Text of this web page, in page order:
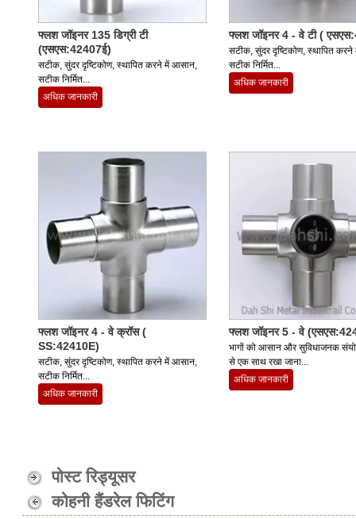
फ्लश जॉइनर 135 डिग्री टी
(एसएस:42407ई)
सटीक, सुंदर दृष्टिकोण, स्थापित करने में आसान,
सटीक निर्मित...
अधिक जानकारी
फ्लश जॉइनर 4 - वे टी (
सटीक, सुंदर दृष्टिकोण, स्थापित
सटीक निर्मित...
अधिक जानकारी
फ्लश जॉइनर 4 - वे क्रॉस (
SS:42410E)
सटीक, सुंदर दृष्टिकोण, स्थापित करने में आसान,
सटीक निर्मित...
अधिक जानकारी
फ्लश जॉइनर 5 - वे
भागों को आसान और सुविधाजनक
से एक साथ रखा जाना...
अधिक जानकारी
पोस्ट रिड्यूसर
कोहनी हैंडरेल फिटिंग